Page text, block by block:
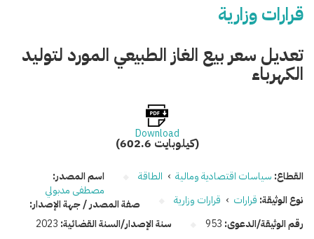
قرارات وزارية
تعديل سعر بيع الغاز الطبيعي المورد لتوليد
الكهرباء
Download
(602.6 كيلوبايت)
القطاع: سياسات اقتصادية ومالية › الطاقة
نوع الوثيقة: قرارات › قرارات وزارية
رقم الوثيقة/الدعوى: 953 سنة الإصدار/السنة القضائية: 2023
اسم المصدر:
مصطفى مدبولي
صفة المصدر / جهة الإصدار: